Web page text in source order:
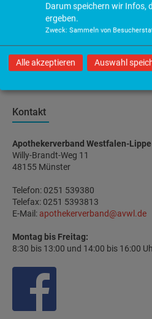
Apothekerkammern
Organisationen
Pharmazeutische Fakultäten
Kontakt
Apothekerverband Westfalen-Lippe
Willy-Brandt-Weg 11
48155 Münster
Telefon: 0251 539380
Telefax: 0251 5393813
E-Mail: apothekerverband@avwl.de
Montag bis Freitag:
8:30 bis 13:00 und 14:00 bis 16:00
Darum speichern wir Infos,
ergeben.
Zweck: Sammeln von
Alle akzeptieren Auswahl